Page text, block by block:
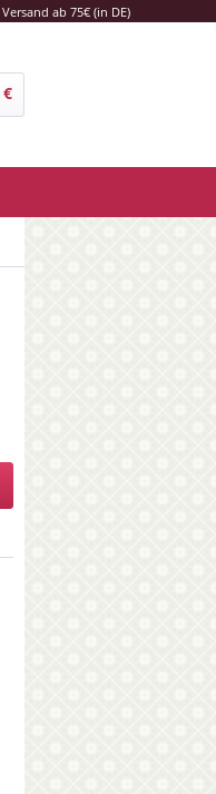
ab 75€ (in DE)
€